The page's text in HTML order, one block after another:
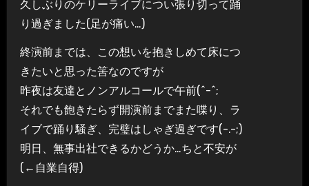
久しぶりのケリーライブについ張り切って踊
り過ぎました(足が痛い…)
終演前までは、この想いを抱きしめて床につ
きたいと思った筈なのですが
昨夜は友達とノンアルコールで午前(^-^;
それでも飽きたらず開演前までまた喋り、ラ
イブで踊り騒ぎ、完璧はしゃぎ過ぎです(-.-;)
明日、無事出社できるかどうか…ちと不安が
(←自業自得)